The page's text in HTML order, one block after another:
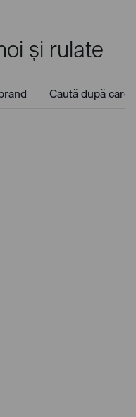
și rulate
Caută după